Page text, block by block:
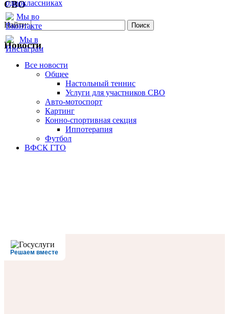
СВО
Найти:
Новости
Все новости
Oбщее
Настольный теннис
Услуги для участников СВО
Авто-мотоспорт
Картинг
Конно-спортивная секция
Иппотерапия
Футбол
ВФСК ГТО
Решаем вместе